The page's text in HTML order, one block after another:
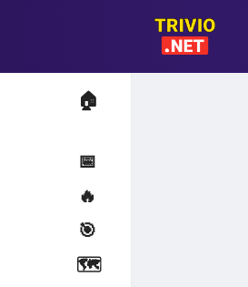
🏠
📅
🔥
🎯
🗺️